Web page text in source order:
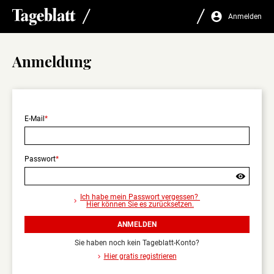
Sie
sicher,
Sie
sich
abmelden
wollen?
Nur
Anmelden
Anmeldung
E-Mail
Passwort
Ich habe mein Passwort vergessen?
Hier können Sie es zurücksetzen.
ANMELDEN
Sie haben noch kein Tageblatt-Konto?
Hier gratis registrieren